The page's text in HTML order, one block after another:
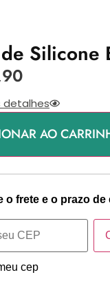
Silicone
detalhes
AO
o frete e o prazo de
cep